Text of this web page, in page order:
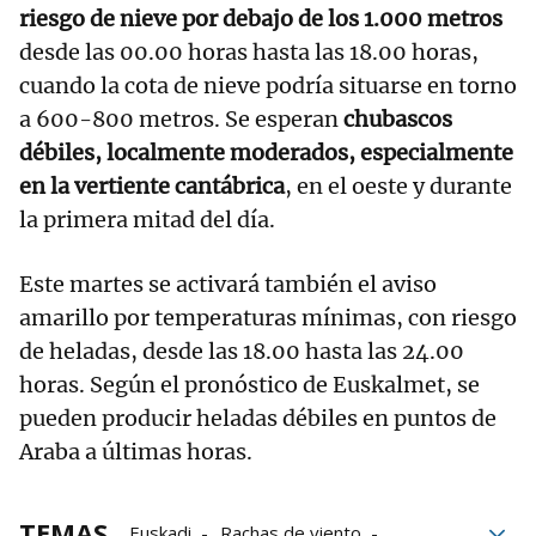
riesgo de nieve por debajo de los 1.000 metros
desde las 00.00 horas hasta las 18.00 horas,
cuando la cota de nieve podría situarse en torno
a 600-800 metros. Se esperanchubascos
débiles, localmente moderados, especialmente
en la vertiente cantábrica, en el oeste y durante
la primera mitad del día.
Este martes se activará también el aviso
amarillo por temperaturas mínimas, con riesgo
de heladas, desde las 18.00 hasta las 24.00
horas. Según el pronóstico de Euskalmet, se
pueden producir heladas débiles en puntos de
Araba a últimas horas.